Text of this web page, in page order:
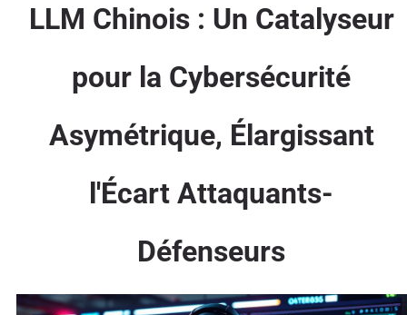
LLM Chinois : Un Catalyseur
pour la Cybersécurité
Asymétrique, Élargissant
l'Écart Attaquants-
Défenseurs